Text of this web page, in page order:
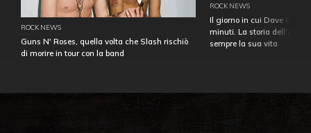
ROCK NEWS
Guns N' Roses, quella volta che Slash rischiò
di morire in tour con la band
ROCK NEWS
Il giorno in cui Dave
minuti. La storia
sempre la sua vita